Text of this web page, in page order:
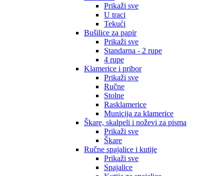
Prikaži sve
U traci
Tekući
Bušilice za papir
Prikaži sve
Standarna - 2 rupe
4 rupe
Klamerice i pribor
Prikaži sve
Ručne
Stolne
Rasklamerice
Municija za klamerice
Škare, skalpeli i noževi za pisma
Prikaži sve
Škare
Ručne spajalice i kutije
Prikaži sve
Spajalice